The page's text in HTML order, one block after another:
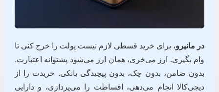
در مانیرو، برای خرید قسطی لازم نیست پولت را خرج کنی تا
وام بگیری. ارز می‌خری، همان ارز می‌شود پشتوانه اعتبارت.
بدون ضامن، بدون چک، بدون پیچیدگی بانکی. خریدت را از
دیجی‌کالا انجام می‌دهی، اقساطت را می‌پردازی، و دارایی